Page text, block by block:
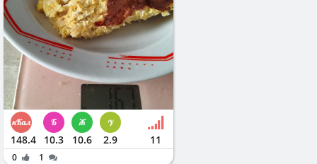
148.4 10.3 10.6 2.9 11
0
1